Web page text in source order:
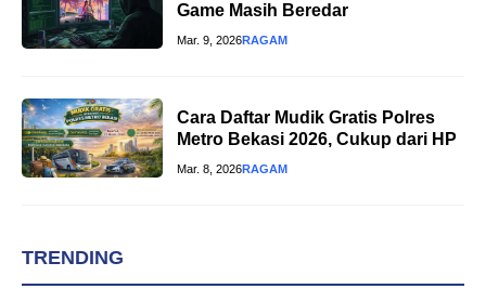
Game Masih Beredar
Mar. 9, 2026RAGAM
Cara Daftar Mudik Gratis Polres
Metro Bekasi 2026, Cukup dari HP
Mar. 8, 2026RAGAM
TRENDING